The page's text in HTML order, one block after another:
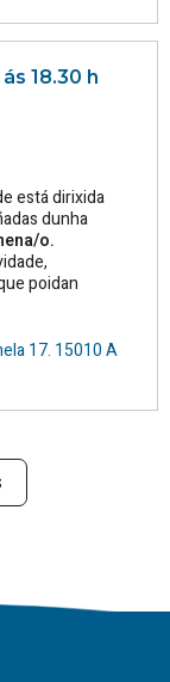
18.30 h
está dirixida
dunha
o.
poidan
17. 15010A